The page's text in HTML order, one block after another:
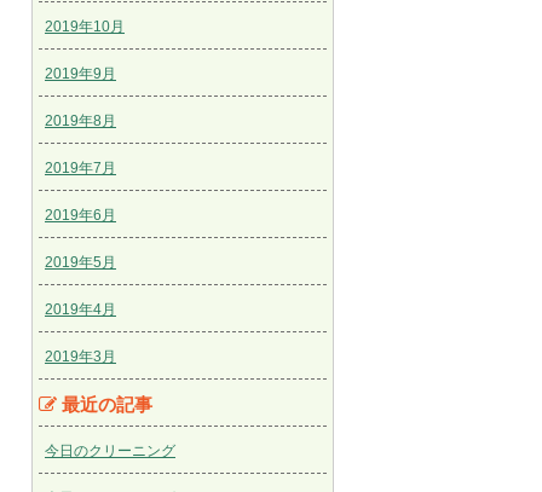
2019年10月
2019年9月
2019年8月
2019年7月
2019年6月
2019年5月
2019年4月
2019年3月
最近の記事
今日のクリーニング